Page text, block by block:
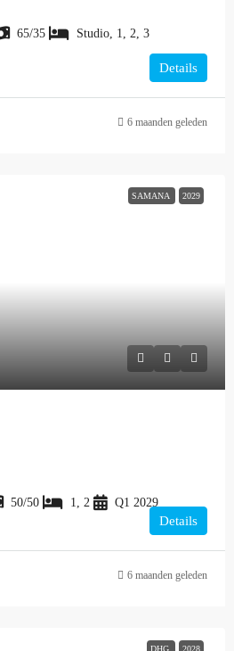
65/35
Studio, 1, 2, 3
Details
6 maanden geleden
SAMANA 2029
50/50 1, 2 Q1 2029
Details
6 maanden geleden
DHG 2028